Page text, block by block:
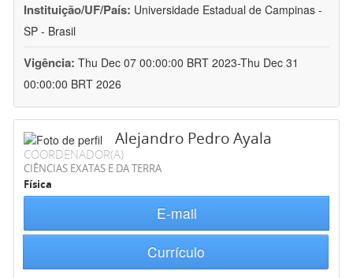
Instituição/UF/País: Universidade Estadual de Campinas -
SP - Brasil
Vigência: Thu Dec 07 00:00:00 BRT 2023-Thu Dec 31
00:00:00 BRT 2026
Alejandro Pedro Ayala
COORDENADOR(A)
CIÊNCIAS EXATAS E DA TERRA
Física
E-mail
Currículo